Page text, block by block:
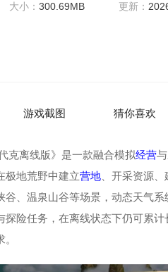
大小： 300.69MB 更新：
游戏截图 猜你喜欢
克离线版》是一款融合模拟经营
极地荒野中建立营地 、开采资源、
谷、温泉山谷等场景，动态天气
探险任务，在离线状态下仍可累